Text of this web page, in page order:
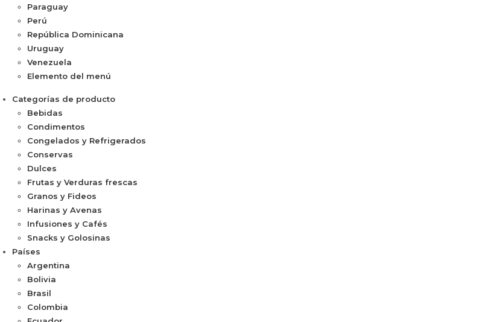
Paraguay
Perú
República Dominicana
Uruguay
Venezuela
Elemento del menú
Categorías de producto
Bebidas
Condimentos
Congelados y Refrigerados
Conservas
Dulces
Frutas y Verduras frescas
Granos y Fideos
Harinas y Avenas
Infusiones y Cafés
Snacks y Golosinas
Países
Argentina
Bolivia
Brasil
Colombia